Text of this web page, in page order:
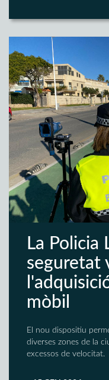
La Policia
seguretat
mòbil
El nou dispositiu
diverses zones de la
excessos de velocitat.